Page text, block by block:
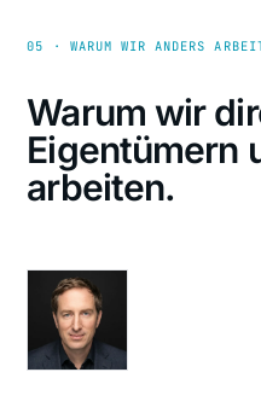
05 · WARUM WIR ANDERS
Warum wir
Eigentümern
arbeiten.